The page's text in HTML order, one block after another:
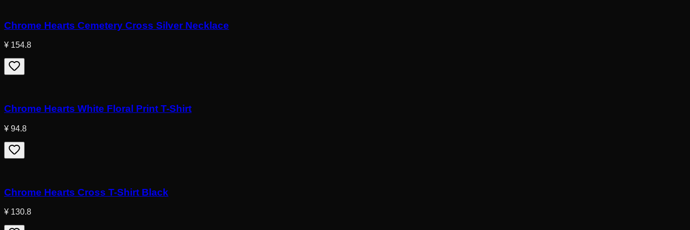
Chrome Hearts Cemetery Cross Silver Necklace
¥ 154.8
Chrome Hearts White Floral Print T-Shirt
¥ 94.8
Chrome Hearts Cross T-Shirt Black
¥ 130.8